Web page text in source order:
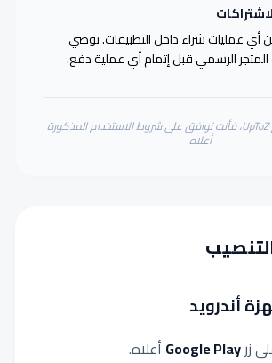
أي عمليات شراء داخل التطبيقات. نوصي
الرسمي قبل إتمام أي عملية دفع.
باستخدامك لموقع UpToZ، فأنت توافق على شروط الاستخدام المذكورة
أعلاه.
أندرويد
زرGoogle Play أعلاه.